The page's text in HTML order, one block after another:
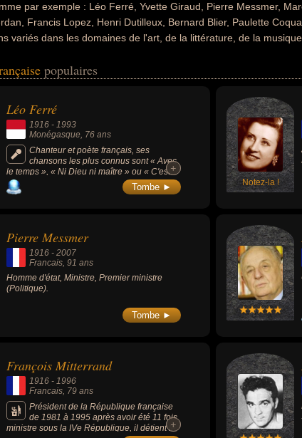
par exemple : Léo Ferré, Yvette Giraud, Pierre Messmer,
Francis Lopez, Henri Dutilleux, Bernard Blier, Paulette
variés dans les domaines de l'art, de la littérature, de la
ou du théâtre. Ces célébrités peuvent également avoir été
ministre, général, militaire, président, boxeur, sportif,
au moment de leurs morts, ils peuvent avoir été
populaires
Léo Ferré
1916 - 1993
Monégasque, 76 ans
Chanteur et poète français, ses
chansons les plus connus sont « Avec
le temps », « Ni Dieu ni maître » ou « C'est
extra », ayant réalisé environ 40 albums
originaux couvrant une période d'activité de
d'enregistrements discographiques. Léo
Ferré se revendiquait anarchiste et ce
courant de pensée inspire grandement son
oeuvre.
+
+
Tombe ► Notez-la !
Pierre Messmer
1916 - 2007
Francais, 91 ans
Homme d'état, Ministre, Premier ministre
(Politique).
Tombe ►
François Mitterrand
1916 - 1996
Francais, 79 ans
Président de la République française
de 1981 à 1995 après avoir été 11 fois
ministre sous la IVe République, il détient le
+
+